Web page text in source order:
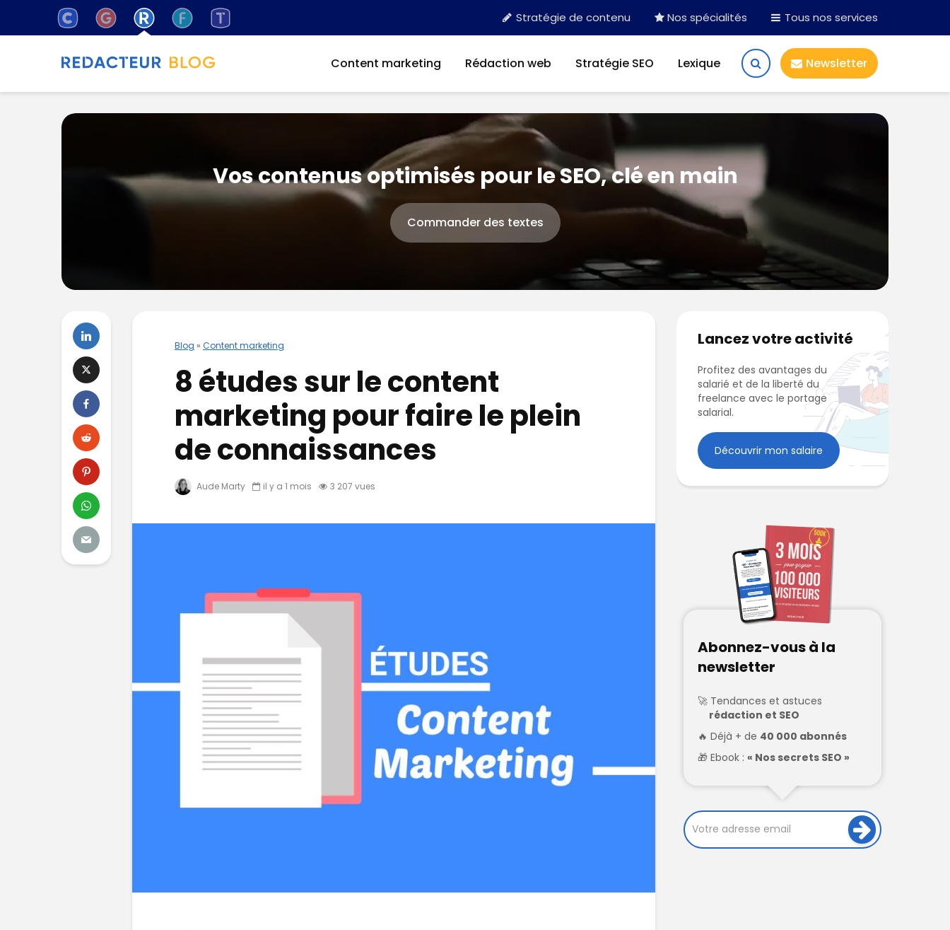
Stratégie de contenu Nos spécialités Tous nos services
Content marketing Rédaction web Stratégie SEO Lexique Newsletter
Vos contenus optimisés pour le SEO, clé en main
Commander des textes
Blog » Content marketing
8 études sur le content
marketing pour faire le plein
de connaissances
Aude Marty il y a 1 mois 3 207 vues
Lancez votre activité
Profitez des avantages du
salarié et de la liberté du
freelance avec le portage
salarial.
Découvrir mon salaire
Abonnez-vous à la
newsletter
Tendances et astuces
rédaction et SEO
Déjà + de 40 000 abonnés
Ebook : « Nos secrets SEO »